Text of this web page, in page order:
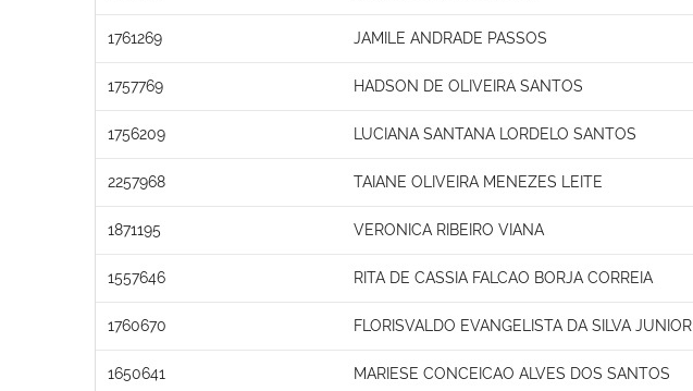
1761269 JAMILE ANDRADE PASSOS
1757769 HADSON DE OLIVEIRA SANTOS
1756209 LUCIANA SANTANA LORDELO SANTOS
2257968 TAIANE OLIVEIRA MENEZES LEITE
1871195 VERONICA RIBEIRO VIANA
1557646 RITA DE CASSIA FALCAO BORJA CORREIA
1760670 FLORISVALDO EVANGELISTA DA SILVA JUNIOR
1650641 MARIESE CONCEICAO ALVES DOS SANTOS